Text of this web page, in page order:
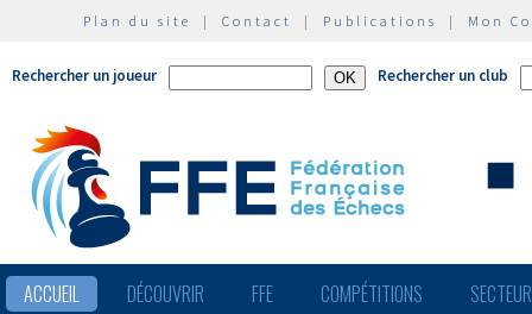
Plan du site | Contact | Publications | Mon
Rechercher un joueur Rechercher un club
ACCUEIL DÉCOUVRIR FFE COMPÉTITIONS